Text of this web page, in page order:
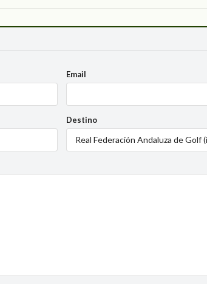
Email
Destino
Real Federación Andaluza de Golf